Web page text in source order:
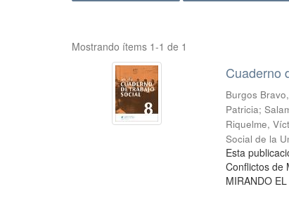
Mostrando ítems 1-1 de 1
Cuaderno
Burgos
Patricia;
Riquelme,
Social de la
Esta
Conflictos de
MIRANDO